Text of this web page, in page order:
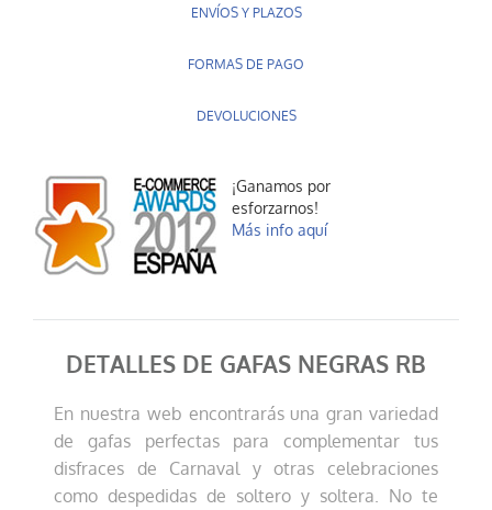
ENVÍOS Y PLAZOS
FORMAS DE PAGO
DEVOLUCIONES
¡Ganamos por
esforzarnos!
Más info aquí
DETALLES DE GAFAS NEGRAS RB
En nuestra web encontrarás una gran variedad
de gafas perfectas para complementar tus
disfraces de Carnaval y otras celebraciones
como despedidas de soltero y soltera. No te